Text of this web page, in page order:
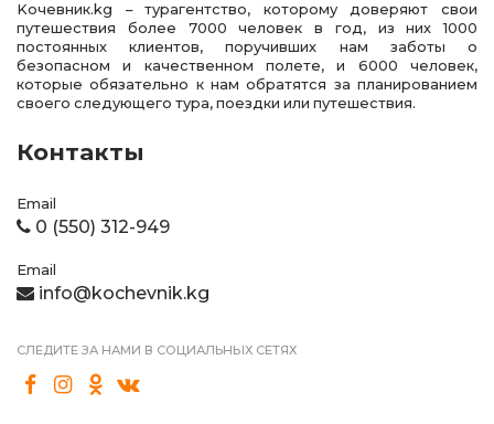
Kочевник.kg – турагентство, которому доверяют свои
путешествия более 7000 человек в год, из них 1000
постоянных клиентов, поручивших нам заботы о
безопасном и качественном полете, и 6000 человек,
которые обязательно к нам обратятся за планированием
своего следующего тура, поездки или путешествия.
Контакты
Email
0 (550) 312-949
Email
info@kochevnik.kg
СЛЕДИТЕ ЗА НАМИ В СОЦИАЛЬНЫХ СЕТЯХ